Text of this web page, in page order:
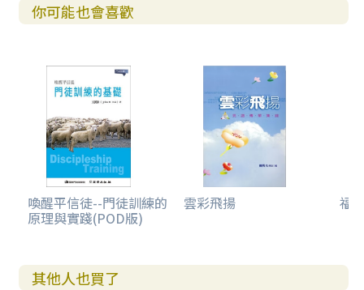
你可能也會喜歡
喚醒平信徒--門徒訓練的
原理與實踐(POD版)
雲彩飛揚 福
其他人也買了